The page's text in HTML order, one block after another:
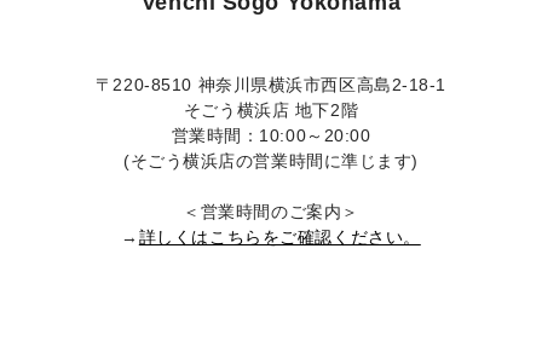
〒220-8510 神奈川県横浜市西区高島2-18-1
そごう横浜店 地下2階
営業時間：10:00～20:00
(そごう横浜店の営業時間に準じます)
＜営業時間のご案内＞
→ 詳しくはこちらをご確認ください。